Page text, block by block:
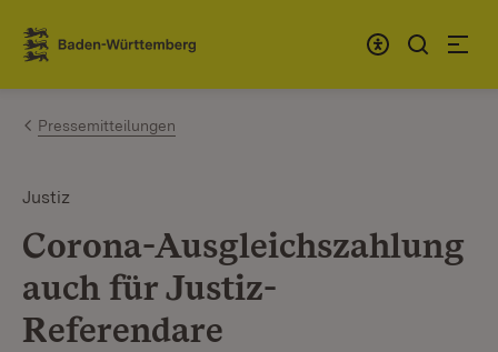
Zum Inhalt springen
Link zur Startseite
Pressemitteilungen
Justiz
Corona-Ausgleichszahlung
auch für Justiz-
Referendare